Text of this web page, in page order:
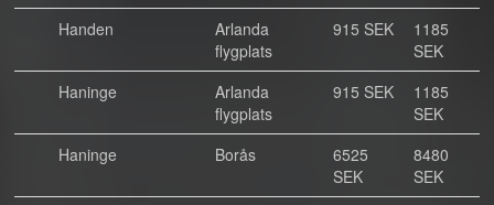
Handen
Arlanda
flygplats
915 SEK
1185
SEK
Haninge
Arlanda
flygplats
915 SEK
1185
SEK
Haninge
Borås
6525
SEK
8480
SEK